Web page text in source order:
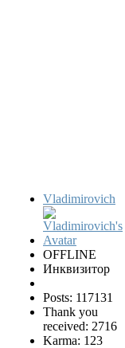
Vladimirovich
OFFLINE
Инквизитор
Posts: 117131
Thank you
received: 2716
Karma: 123